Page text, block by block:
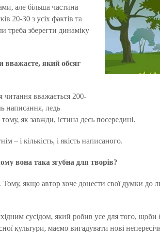
але більша частина
20-30 з усіх фактів та
треба зберегти динаміку
вважаєте, який обсяг
читання вважається 200-
написання, ледь
як завжди, істина десь посередині.
– і кількість, і якість написаного.
вона така згубна для творів?
якщо автор хоче донести свої думки до
сусідом, який робив усе для того,
культури, маємо вигадувати нові